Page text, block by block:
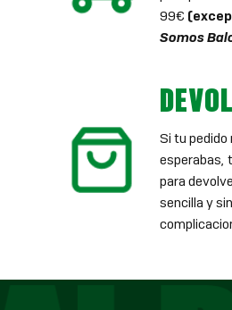
99€
Somos
Si tu pedido
esperabas,
para
sencilla y sin